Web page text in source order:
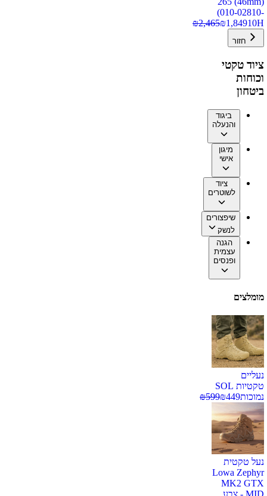
(010-02810-
10H
₪1,849
₪2,465
חזור
ציוד טקטי
וכוחות
ביטחון
ביגוד
והנעלה
מיגון
אישי
ציוד
לשוטרים
שיפצורים
לנשק
הגנה
עצמית
ופנסים
מומלצים
נעליים
טקטיות SOL
נמוכות
₪449
₪599
נעל טקטית
Lowa Zephyr
MK2 GTX